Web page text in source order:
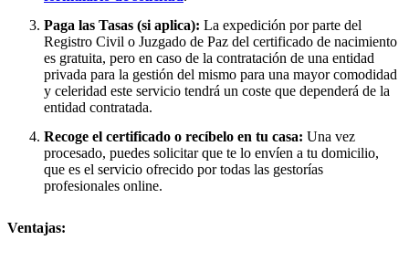
Paga las Tasas (si aplica): La expedición por parte del
Registro Civil o Juzgado de Paz del certificado de nacimiento
es gratuita, pero en caso de la contratación de una entidad
privada para la gestión del mismo para una mayor comodidad
y celeridad este servicio tendrá un coste que dependerá de la
entidad contratada.
Recoge el certificado o recíbelo en tu casa: Una vez
procesado, puedes solicitar que te lo envíen a tu domicilio,
que es el servicio ofrecido por todas las gestorías
profesionales online.
Ventajas: